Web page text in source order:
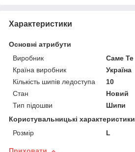
Характеристики
Основні атрибути
Виробник
Саме Те
Країна виробник
Україна
Кількість шипів ледоступа
10
Стан
Новий
Тип підошви
Шипи
Користувальницькі характеристики
Розмір
L